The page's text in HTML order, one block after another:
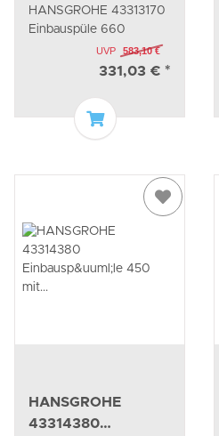
Einbauspüle 660
HANSGROHE 43313170
Einbauspüle 660
UVP 583,10 €
331,03 € *
In den Warenkorb
HANSGROHE
43314380